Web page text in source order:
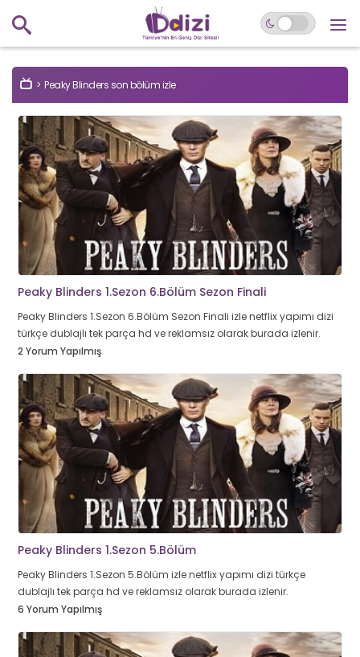
Peaky Blinders son bölüm izle
Peaky Blinders 1.Sezon 6.Bölüm Sezon Finali
Peaky Blinders 1.Sezon 6.Bölüm Sezon Finali izle netflix yapımı dizi
türkçe dublajlı tek parça hd ve reklamsız olarak burada izlenir.
2 Yorum Yapılmış
Peaky Blinders 1.Sezon 5.Bölüm
Peaky Blinders 1.Sezon 5.Bölüm izle netflix yapımı dizi türkçe
dublajlı tek parça hd ve reklamsız olarak burada izlenir.
6 Yorum Yapılmış